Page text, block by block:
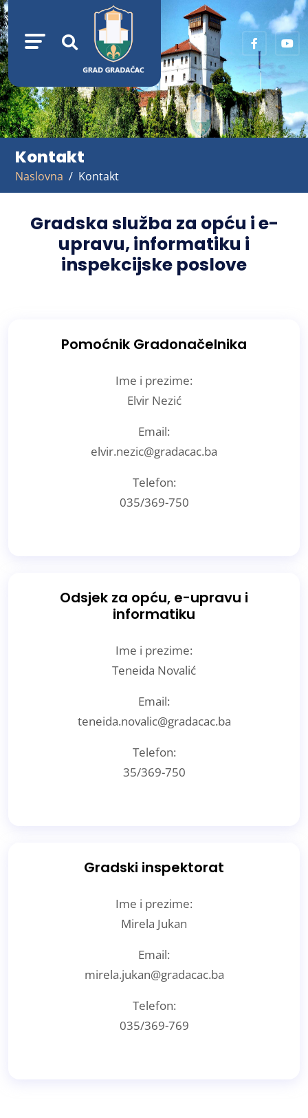
Kontakt
Naslovna Kontakt
Gradska služba za opću i e-
upravu, informatiku i
inspekcijske poslove
Pomoćnik Gradonačelnika
Ime i prezime:
Elvir Nezić
Email:
elvir.nezic@gradacac.ba
Telefon:
035/369-750
Odsjek za opću, e-upravu i
informatiku
Ime i prezime:
Teneida Novalić
Email:
teneida.novalic@gradacac.ba
Telefon:
35/369-750
Gradski inspektorat
Ime i prezime:
Mirela Jukan
Email:
mirela.jukan@gradacac.ba
Telefon:
035/369-769